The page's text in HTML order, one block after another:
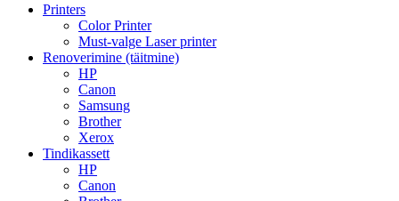
Printers
Color Printer
Must-valge Laser printer
Renoverimine (täitmine)
HP
Canon
Samsung
Brother
Xerox
Tindikassett
HP
Canon